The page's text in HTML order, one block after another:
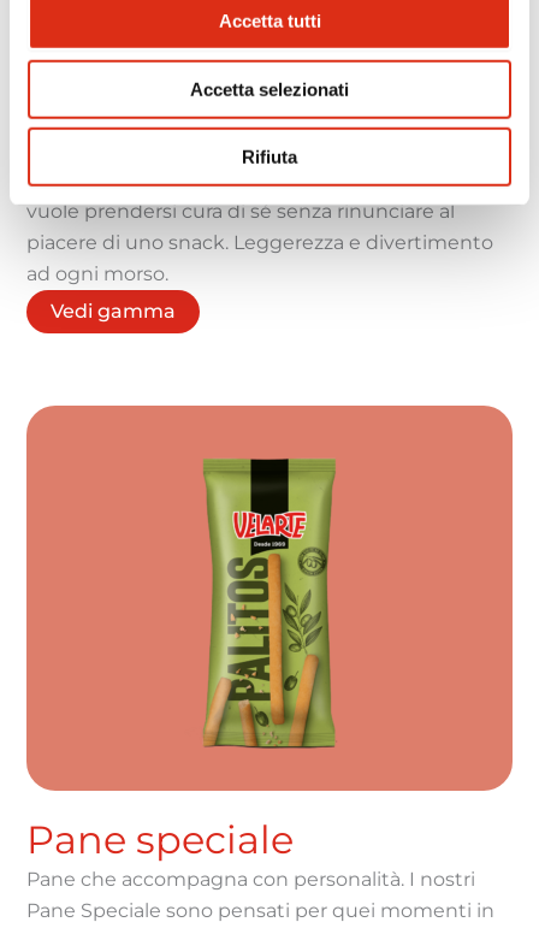
Accetta tutti
Accetta selezionati
Rifiuta
Oh my bites
Piccoli, gustosi e pronti a sorprendere. Oh My
Bites è la nostra proposta più recente: bocconcini
di pane al forno dal gusto deciso, perfetti per chi
vuole prendersi cura di sé senza rinunciare al
piacere di uno snack. Leggerezza e divertimento
ad ogni morso.
Vedi gamma
Pane speciale
Pane che accompagna con personalità. I nostri
Pane Speciale sono pensati per quei momenti in